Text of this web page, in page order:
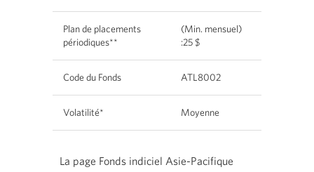
Plan de placements
périodiques**
(Min. mensuel)
:25 $
Code du Fonds ATL8002
Volatilité* Moyenne
La page Fonds indiciel Asie-Pacifique